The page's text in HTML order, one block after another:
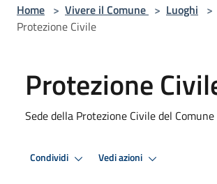
Home > Vivere il Comune > Luoghi >
Protezione Civile
Protezione
Sede della Protezione Civile del
Condividi Vedi azioni